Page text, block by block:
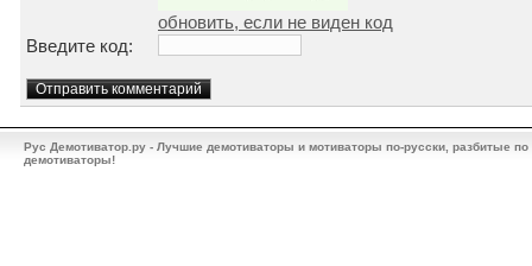
обновить, если не виден код
Введите код:
Рус Демотиватор.ру - Лучшие демотиваторы и мотиваторы по-русски, разбитые
демотиваторы!